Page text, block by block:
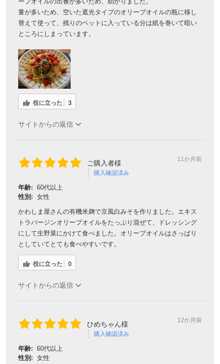
量が多いため、空いた遮光タイプのオリーブオイルの瓶に移し
替えて使って、残りのペットに入っている分は紙を巻いて暗い
ところにしまっています。
役に立った 3
サイトからの返信
ご購入者様
購入確認済み
11か月前
年齢: 60代以上
性別: 女性
かわしま屋さんの有機米麹で京風白みそを作りました。エキス
トラバージンオリーブオイルをたっぷり混ぜて、ドレッシング
にして生野菜にかけて食べました。オリーブオイルはさっぱり
としていてとても食べやすいです。
役に立った 0
サイトからの返信
ひめちゃん様
購入確認済み
12か月前
年齢: 60代以上
性別: 女性
対象者：かわしま屋で初めてお買い物をされる方
ご利用回数：お一人様1回限り
※他のクーポンとの併用はできません
クーポンのご利用方法はこちら >>